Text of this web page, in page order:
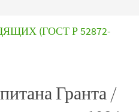
(ГОСТ Р 52872-
Гранта /